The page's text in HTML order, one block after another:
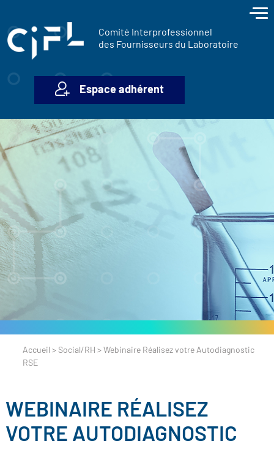
Comité Interprofessionnel
des Fournisseurs du Laboratoire
Espace adhérent
Accueil > Social/RH > Webinaire Réalisez votre Autodiagnostic
RSE
WEBINAIRE RÉALISEZ
VOTRE AUTODIAGNOSTIC